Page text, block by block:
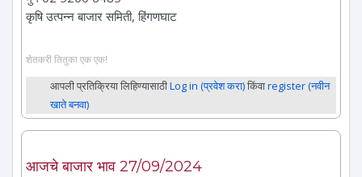
कृषि उत्पन्न बाजार समिती, हिंगणघाट
शेतकरी तितुका एक एक!
आपली प्रतिक्रिया लिहिण्यासाठीLog in (प्रवेश करा)किंवाregister (नवीन
खाते बनवा)
आजचे बाजार भाव 27/09/2024